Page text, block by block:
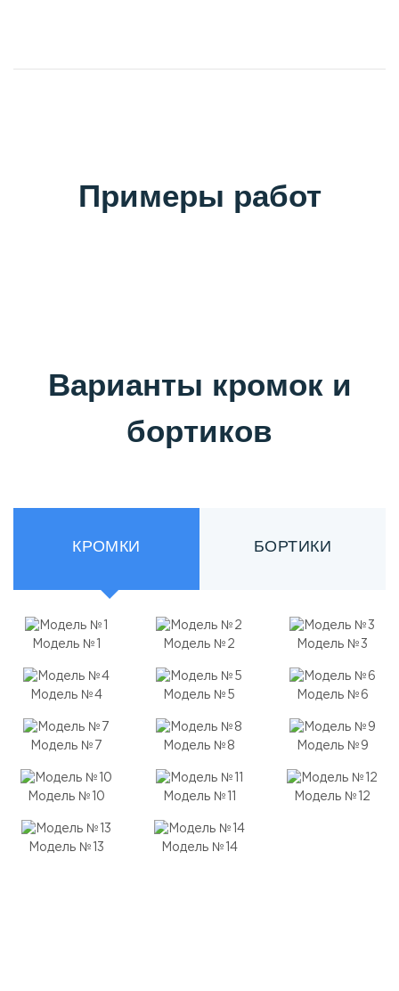
Примеры работ
Варианты кромок и
бортиков
КРОМКИ БОРТИКИ
Модель №1 Модель №2 Модель №3
Модель №4 Модель №5 Модель №6
Модель №7 Модель №8 Модель №9
Модель №10 Модель №11 Модель №12
Модель №13 Модель №14